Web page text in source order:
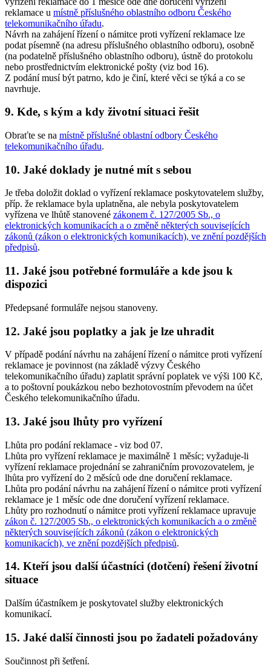
reklamace u místně příslušného oblastního odboru Českého
telekomunikačního úřadu.
Návrh na zahájení řízení o námitce proti vyřízení reklamace lze
podat písemně (na adresu příslušného oblastního odboru), osobně
(na podatelně příslušného oblastního odboru), ústně do protokolu
nebo prostřednictvím elektronické pošty (viz bod 16).
Z podání musí být patrno, kdo je činí, které věci se týká a co se
navrhuje.
9. Kde, s kým a kdy životní situaci řešit
Obraťte se na místně příslušné oblastní odbory Českého
telekomunikačního úřadu.
10. Jaké doklady je nutné mít s sebou
Je třeba doložit doklad o vyřízení reklamace poskytovatelem služby,
příp. že reklamace byla uplatněna, ale nebyla poskytovatelem
vyřízena ve lhůtě stanovené zákonem č. 127/2005 Sb., o
elektronických komunikacích a o změně některých souvisejících
zákonů (zákon o elektronických komunikacích), ve znění pozdějších
předpisů.
11. Jaké jsou potřebné formuláře a kde jsou k
dispozici
Předepsané formuláře nejsou stanoveny.
12. Jaké jsou poplatky a jak je lze uhradit
V případě podání návrhu na zahájení řízení o námitce proti vyřízení
reklamace je povinnost (na základě výzvy Českého
telekomunikačního úřadu) zaplatit správní poplatek ve výši 100 Kč,
a to poštovní poukázkou nebo bezhotovostním převodem na účet
Českého telekomunikačního úřadu.
13. Jaké jsou lhůty pro vyřízení
Lhůta pro podání reklamace - viz bod 07.
Lhůta pro vyřízení reklamace je maximálně 1 měsíc; vyžaduje-li
vyřízení reklamace projednání se zahraničním provozovatelem, je
lhůta pro vyřízení do 2 měsíců ode dne doručení reklamace.
Lhůta pro podání návrhu na zahájení řízení o námitce proti vyřízení
reklamace je 1 měsíc ode dne doručení vyřízení reklamace.
Lhůty pro rozhodnutí o námitce proti vyřízení reklamace upravuje
zákon č. 127/2005 Sb., o elektronických komunikacích a o změně
některých souvisejících zákonů (zákon o elektronických
komunikacích), ve znění pozdějších předpisů.
14. Kteří jsou další účastníci (dotčení) řešení životní
situace
Dalším účastníkem je poskytovatel služby elektronických
komunikací.
15. Jaké další činnosti jsou po žadateli požadovány
Součinnost při šetření.